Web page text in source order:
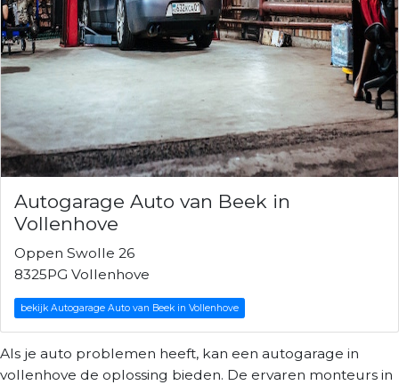
Autogarage Auto van Beek in
Vollenhove
Oppen Swolle 26
8325PG Vollenhove
bekijk Autogarage Auto van Beek in Vollenhove
Als je auto problemen heeft, kan een autogarage in
vollenhove de oplossing bieden. De ervaren monteurs in